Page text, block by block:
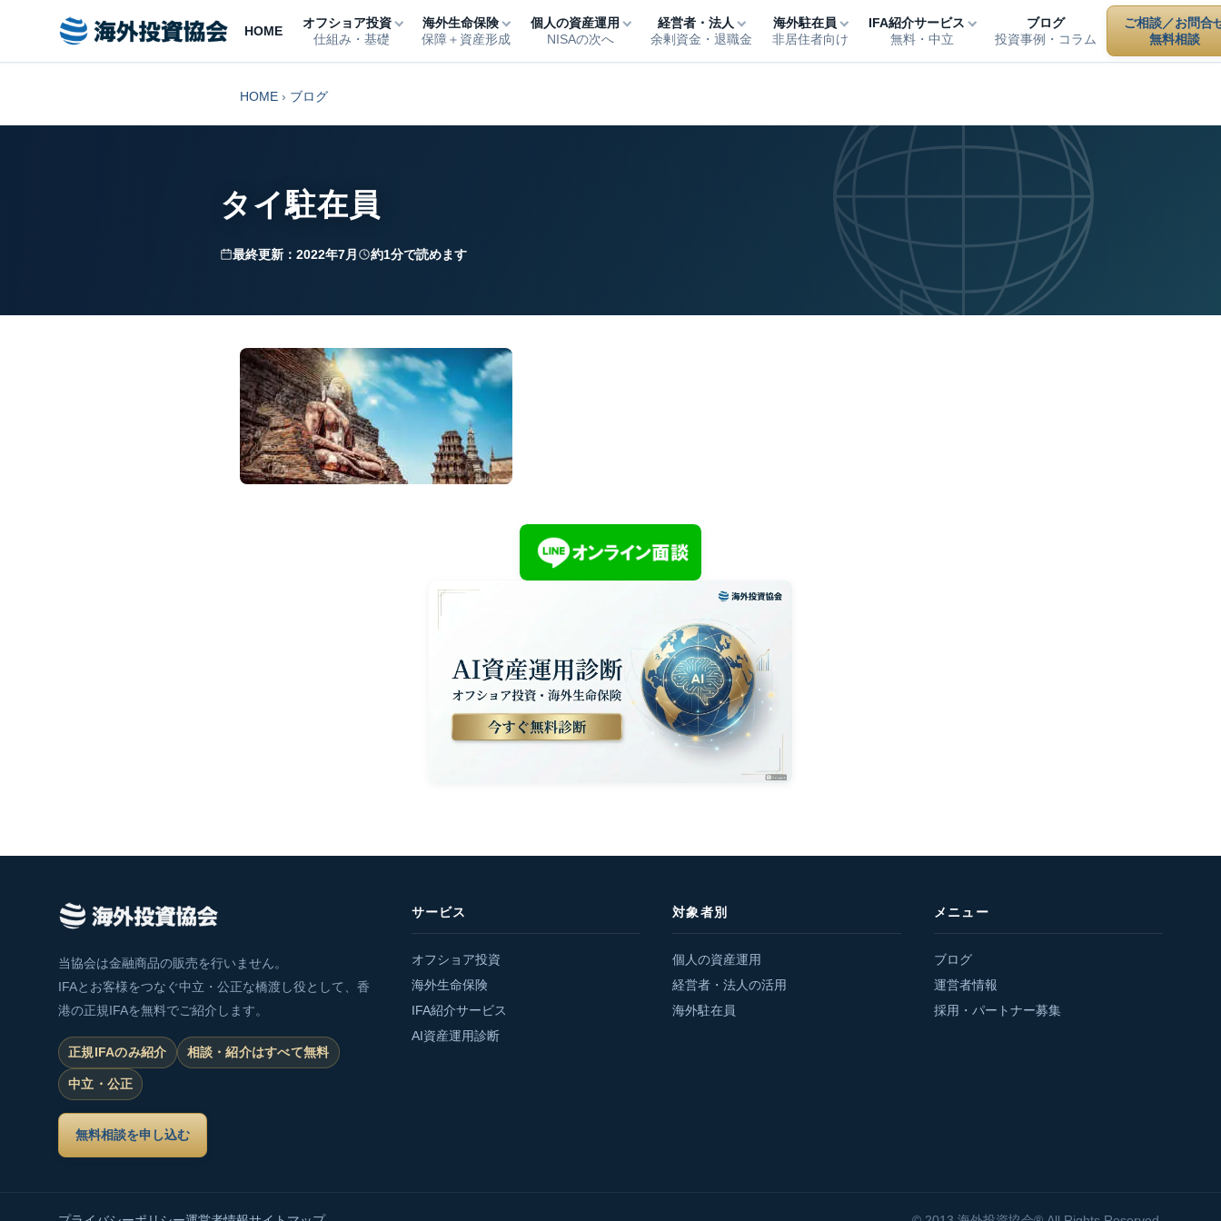
HOME
オフショア投資
仕組み・基礎
海外生命保険
保障＋資産形成
個人の資産運用
NISAの次へ
経営者・法人
余剰資金・退職金
海外駐在員
非居住者向け
IFA紹介サービス
無料・中立
ブログ
投資事例・コラム
ご相談／お問合
無料相談
HOME › ブログ
タイ駐在員
最終更新：2022年7月 約1分で読めます
当協会は金融商品の販売を行いません。
IFAとお客様をつなぐ中立・公正な橋渡し役として、香
港の正規IFAを無料でご紹介します。
正規IFAのみ紹介 相談・紹介はすべて無料
中立・公正
無料相談を申し込む
サービス
オフショア投資
海外生命保険
IFA紹介サービス
AI資産運用診断
対象者別
個人の資産運用
経営者・法人の活用
海外駐在員
メニュー
ブログ
運営者情報
採用・パートナー募集